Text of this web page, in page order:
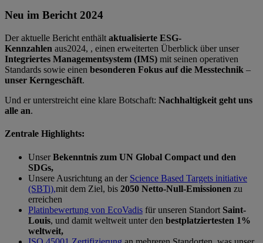
Neu im Bericht 2024
Der aktuelle Bericht enthält aktualisierte ESG-
Kennzahlen aus2024, , einen erweiterten Überblick über unser
Integriertes Managementsystem (IMS) mit seinen operativen
Standards sowie einen besonderen Fokus auf die Messtechnik –
unser Kerngeschäft.
Und er unterstreicht eine klare Botschaft: Nachhaltigkeit geht uns
alle an.
Zentrale Highlights:
UnserBekenntnis zum UN Global Compact und den
SDGs,
Unsere Ausrichtung an der Science Based Targets initiative
(SBTi),mit dem Ziel, bis 2050 Netto-Null-Emissionen zu
erreichen
Platinbewertung von EcoVadis für unseren Standort Saint-
Louis, und damit weltweit unter den bestplatziertesten 1%
weltweit,